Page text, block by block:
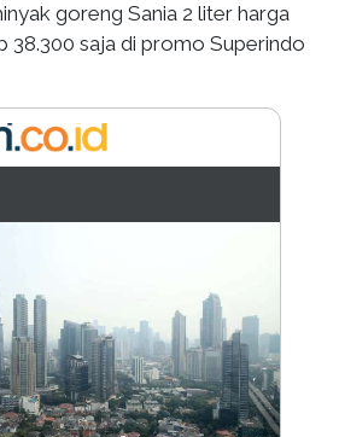
goreng Sania 2 liter harga
38.300 saja di promo Superindo